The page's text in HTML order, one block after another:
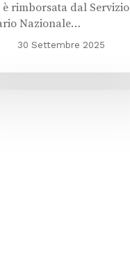
rimborsata dal Servizio
Nazionale…
30 Settembre 2025